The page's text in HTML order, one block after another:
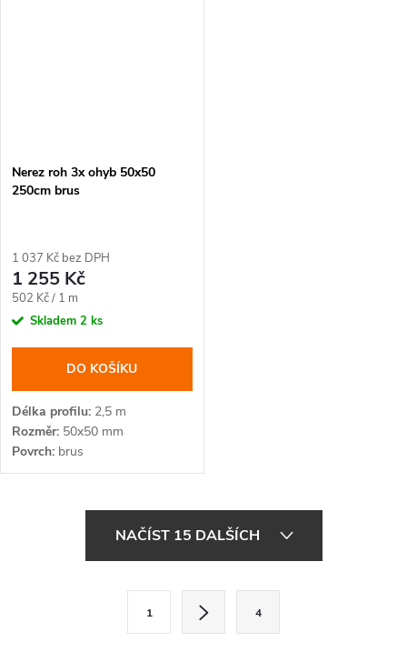
Nerez roh 3x ohyb 50x50
250cm brus
1 037 Kč bez DPH
1 255 Kč
Měrná
cena:
502 Kč / 1 m
Skladem 2 ks
DO KOŠÍKU
Délka profilu 2,5 m
Rozměr 50x50 mm
Povrch brus
NAČÍST 15 DALŠÍCH
1 4